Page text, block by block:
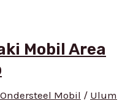
Mobil Area
Mobil / Ulum